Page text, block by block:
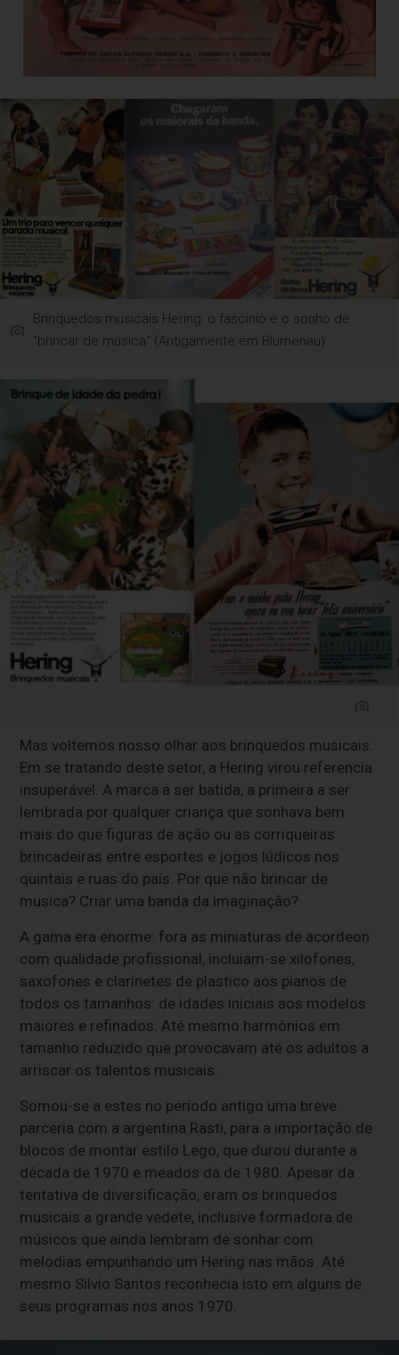
Brinquedos musicais Hering: o fascinio e o sonho de
"brincar de música" (Antigamente em Blumenau)
Mas voltemos nosso olhar aos brinquedos musicais.
Em se tratando deste setor, a Hering virou referencia
insuperável. A marca a ser batida, a primeira a ser
lembrada por qualquer criança que sonhava bem
mais do que figuras de ação ou as corriqueiras
brincadeiras entre esportes e jogos lúdicos nos
quintais e ruas do país. Por que não brincar de
musica? Criar uma banda da imaginação?
A gama era enorme: fora as miniaturas de acordeon
com qualidade profissional, incluiam-se xilofones,
saxofones e clarinetes de plastico aos pianos de
todos os tamanhos: de idades iniciais aos modelos
maiores e refinados. Até mesmo harmônios em
tamanho reduzido que provocavam até os adultos a
arriscar os talentos musicais.
Somou-se a estes no periodo antigo uma breve
parceria com a argentina Rasti, para a importação de
blocos de montar estilo Lego, que durou durante a
década de 1970 e meados da de 1980. Apesar da
tentativa de diversificação, eram os brinquedos
musicais a grande vedete, inclusive formadora de
músicos que ainda lembram de sonhar com
melodias empunhando um Hering nas mãos. Até
mesmo Silvio Santos reconhecia isto em alguns de
seus programas nos anos 1970.